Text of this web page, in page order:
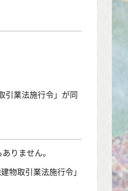
引業法施行令」が同
りません。
物取引業法施行令」